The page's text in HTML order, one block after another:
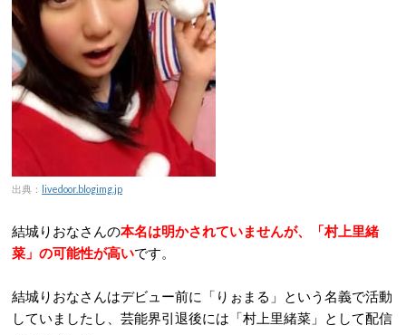
出典： livedoor.blogimg.jp
結城りおなさんの本名は明かされていませんが、「村上里緒
菜」の可能性が高いです。
結城りおなさんはデビュー前に「りぉまる」という名義で活動
していましたし、芸能界引退後には「村上里緒菜」として配信